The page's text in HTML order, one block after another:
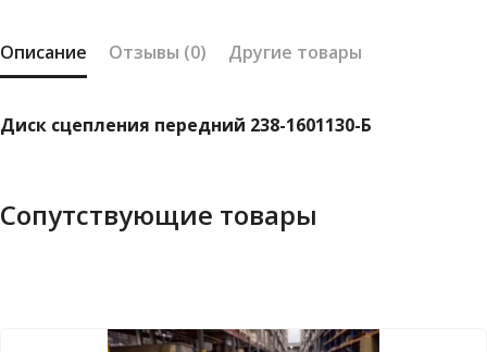
Описание Отзывы (0) Другие товары
Диск сцепления передний 238-1601130-Б
Сопутствующие товары